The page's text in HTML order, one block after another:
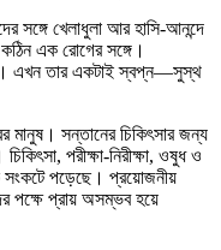
সঙ্গে খেলাধুলা আর হাসি-আনন্দে
এক রোগের সঙ্গে।
এখন তার একটাই স্বপ্ন—সুস্থ
মানুষ। সন্তানের চিকিৎসার জন্য
পরীক্ষা-নিরীক্ষা, ওষুধ ও
সংকটে পড়েছে। প্রয়োজনীয়
পক্ষে প্রায় অসম্ভব হয়ে